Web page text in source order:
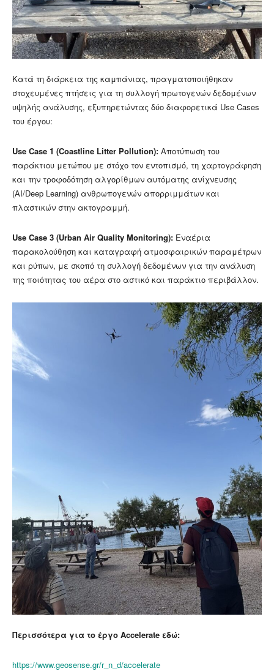
Κατά τη διάρκεια της καμπάνιας, πραγματοποιήθηκαν
στοχευμένες πτήσεις για τη συλλογή πρωτογενών δεδομένων
υψηλής ανάλυσης, εξυπηρετώντας δύο διαφορετικά Use Cases
του έργου:
Use Case 1 (Coastline Litter Pollution): Αποτύπωση του
παράκτιου μετώπου με στόχο τον εντοπισμό, τη χαρτογράφηση
και την τροφοδότηση αλγορίθμων αυτόματης ανίχνευσης
(AI/Deep Learning) ανθρωπογενών απορριμμάτων και
πλαστικών στην ακτογραμμή.
Use Case 3 (Urban Air Quality Monitoring): Εναέρια
παρακολούθηση και καταγραφή ατμοσφαιρικών παραμέτρων
και ρύπων, με σκοπό τη συλλογή δεδομένων για την ανάλυση
της ποιότητας του αέρα στο αστικό και παράκτιο περιβάλλον.
Περισσότερα για το έργο Accelerate εδώ:
https://www.geosense.gr/r_n_d/accelerate